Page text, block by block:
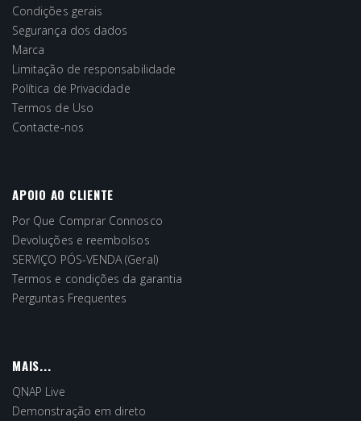
Condições gerais
Segurança dos dados
Marca
Limitação de responsabilidade
Política de Privacidade
Termos de Uso
Contacte-nos
APOIO AO CLIENTE
Por Que Comprar Connosco
Devoluções e reembolsos
SERVIÇO PÓS-VENDA (Geral)
Termos e condições da garantia
Perguntas Frequentes
MAIS...
QNAP Live
Demonstração em direto